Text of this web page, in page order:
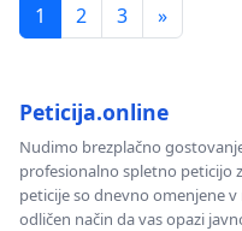
1 2 3 »
Peticija.online
Nudimo brezplačno
profesionalno spletno peticijo
peticije so dnevno omenjene
odličen način da vas opazi